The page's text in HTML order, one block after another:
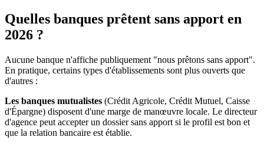
Quelles banques prêtent sans apport en
2026 ?
Aucune banque n'affiche publiquement "nous prêtons sans apport".
En pratique, certains types d'établissements sont plus ouverts que
d'autres :
Les banques mutualistes (Crédit Agricole, Crédit Mutuel, Caisse
d'Épargne) disposent d'une marge de manœuvre locale. Le directeur
d'agence peut accepter un dossier sans apport si le profil est bon et
que la relation bancaire est établie.